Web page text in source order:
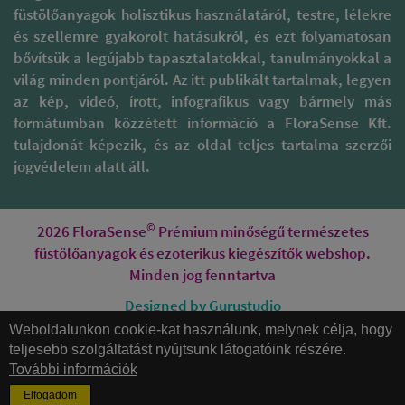
legnegatívabb érzéseim,
és hogyan tudnám őket
integrálni az életembe ?
Melyek azok a régi terhek,
amelyeket el kell
engednem a
továbblépéshez ? Minek
kell bennem meghalnia
A gyanták közül ilyenkor
gyakran a MIRHA
jelentkezik, mely gyógyítja
a generációs vonalat,
megbékít a felmenőkkel (
különösen a nőivel ), de
ha az indiánok által
előszeretettel használt
FEKETE KOPÁLOK
füstölőanyagok holisztikus használatáról, testre, lélekre
és szellemre gyakorolt hatásukról, és ezt folyamatosan
bővítsük a legújabb tapasztalatokkal, tanulmányokkal a
világ minden pontjáról. Az itt publikált tartalmak, legyen
az kép, videó, írott, infografikus vagy bármely más
formátumban közzétett információ a FloraSense Kft.
tulajdonát képezik, és az oldal teljes tartalma szerzői
jogvédelem alatt áll.
2026 FloraSense© Prémium minőségű természetes
füstölőanyagok és ezoterikus kiegészítők webshop.
Minden jog fenntartva
Designed by Gurustudio
Honlapkészítés
Weboldalunkon cookie-kat használunk, melynek célja, hogy
teljesebb szolgáltatást nyújtsunk látogatóink részére.
További információk
Elfogadom